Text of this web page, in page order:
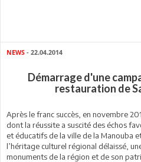
NEWS - 22.04.2014
Démarrage d'une
restauration de
Après le franc succès, en novembre
dont la réussite a suscité des échos
et éducatifs de la ville de la Manouba
l’héritage culturel régional délaissé,
monuments de la région et de son